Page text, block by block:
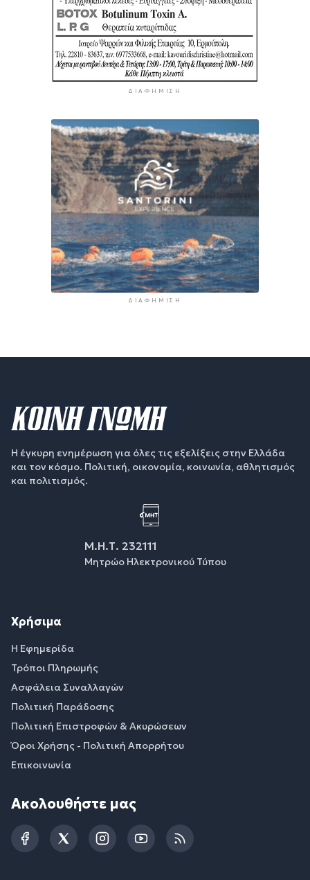
ΔΙΑΦΉΜΙΣΗ
ΔΙΑΦΉΜΙΣΗ
Η έγκυρη ενημέρωση για όλες τις εξελίξεις στην Ελλάδα
και τον κόσμο. Πολιτική, οικονομία, κοινωνία, αθλητισμός
και πολιτισμός.
Μ.Η.Τ. 232111
Μητρώο Ηλεκτρονικού Τύπου
Χρήσιμα
Η Εφημερίδα
Τρόποι Πληρωμής
Ασφάλεια Συναλλαγών
Πολιτική Παράδοσης
Πολιτική Επιστροφών & Ακυρώσεων
Όροι Χρήσης - Πολιτική Απορρήτου
Επικοινωνία
Ακολουθήστε μας
FacebookTwitterInstagramYouTubeRSS